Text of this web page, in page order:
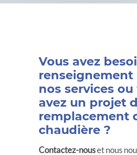
Vous avez
renseignement
nos services ou
avez un projet
remplacement
chaudière ?
Contactez-nouset nous